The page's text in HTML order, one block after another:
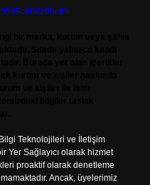
Teknolojileri ve İletişim
Yer Sağlayıcı olarak hizmet
proaktif olarak denetleme
Ancak, üyelerimiz